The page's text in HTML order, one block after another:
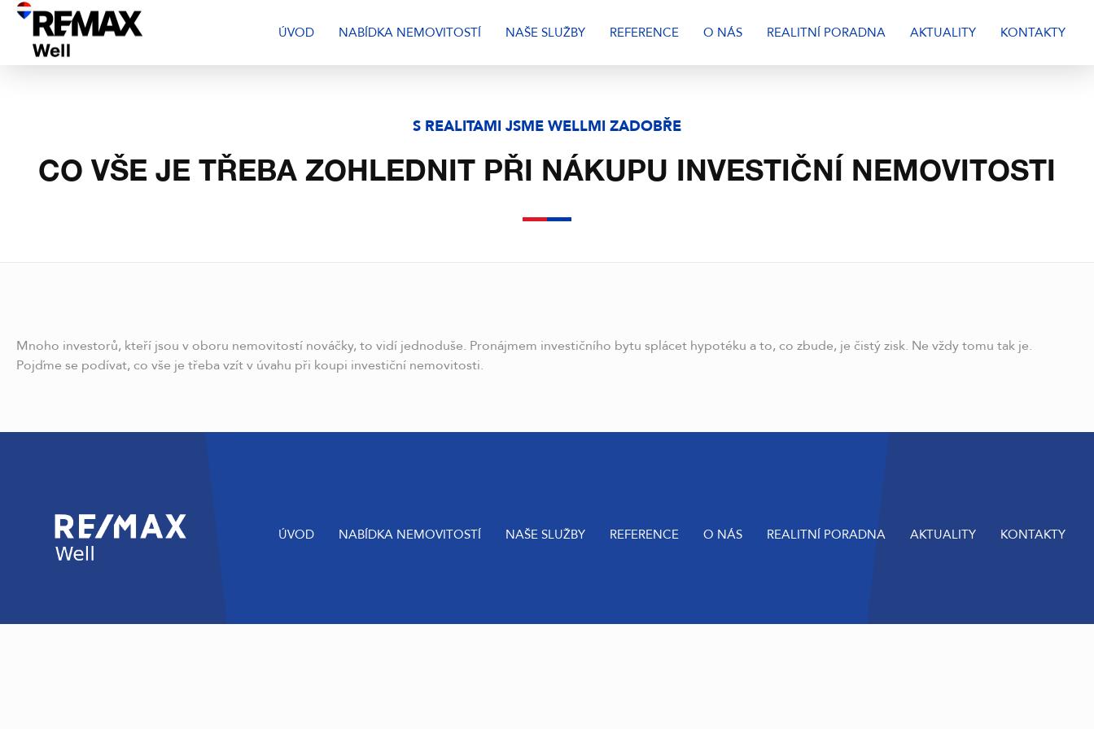
ÚVOD NABÍDKA NEMOVITOSTÍ NAŠE SLUŽBY REFERENCE O NÁS REALITNÍ PORADNA AKTUALITY KONTAKTY
S REALITAMI JSME WELLMI ZADOBŘE
CO VŠE JE TŘEBA ZOHLEDNIT PŘI NÁKUPU INVESTIČNÍ NEMOVITOSTI
Mnoho investorů, kteří jsou v oboru nemovitostí nováčky, to vidí jednoduše. Pronájmem investičního bytu splácet hypotéku a to, co zbude, je čistý zisk. Ne vždy tomu tak je.
Pojďme se podívat, co vše je třeba vzít v úvahu při koupi investiční nemovitosti.
ÚVOD NABÍDKA NEMOVITOSTÍ NAŠE SLUŽBY REFERENCE O NÁS REALITNÍ PORADNA AKTUALITY KONTAKTY